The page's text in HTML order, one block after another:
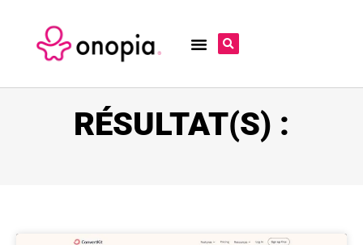
RÉSULTAT(S) :